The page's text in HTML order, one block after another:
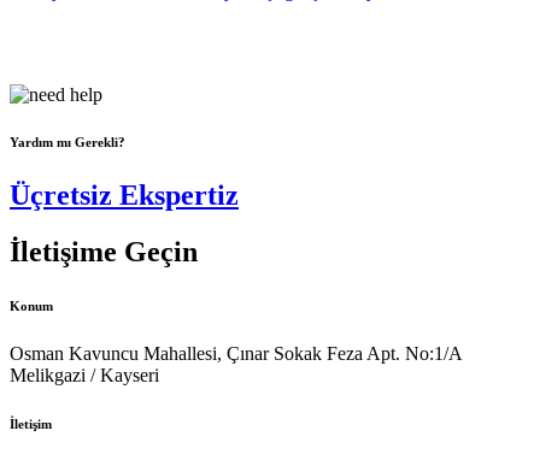
Yardım mı Gerekli?
Üçretsiz Ekspertiz
İletişime Geçin
Konum
Osman Kavuncu Mahallesi, Çınar Sokak Feza Apt. No:1/A
Melikgazi / Kayseri
İletişim